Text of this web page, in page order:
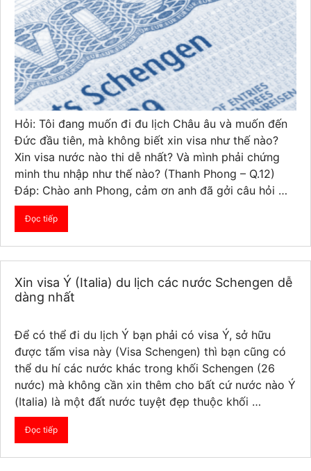
Hỏi: Tôi đang muốn đi đu lịch Châu âu và muốn đến
Đức đầu tiên, mà không biết xin visa như thế nào?
Xin visa nước nào thi dễ nhất? Và mình phải chứng
minh thu nhập như thế nào? (Thanh Phong – Q.12)
Đáp: Chào anh Phong, cảm ơn anh đã gởi câu hỏi …
Đọc tiếp
Xin visa Ý (Italia) du lịch các nước Schengen dễ
dàng nhất
Để có thể đi du lịch Ý bạn phải có visa Ý, sở hữu
được tấm visa này (Visa Schengen) thì bạn cũng có
thể du hí các nước khác trong khối Schengen (26
nước) mà không cần xin thêm cho bất cứ nước nào Ý
(Italia) là một đất nước tuyệt đẹp thuộc khối …
Đọc tiếp